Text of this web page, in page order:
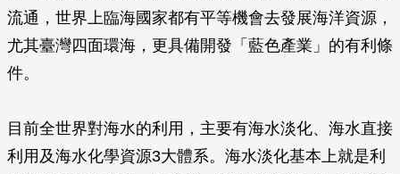
流通，世界上臨海國家都有平等機會去發展海洋資源，
尤其臺灣四面環海，更具備開發「藍色產業」的有利條
件。
目前全世界對海水的利用，主要有海水淡化、海水直接
利用及海水化學資源3大體系。海水淡化基本上就是利